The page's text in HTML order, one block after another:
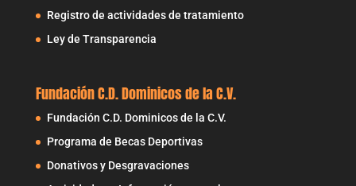
Registro de actividades de tratamiento
Ley de Transparencia
Fundación C.D. Dominicos de la C.V.
Fundación C.D. Dominicos de la C.V.
Programa de Becas Deportivas
Donativos y Desgravaciones